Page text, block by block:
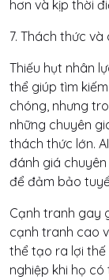
hơn và kịp thời
7. Thách thức và
Thiếu hụt nhân
thể giúp tìm
chóng, nhưng
những chuyên
thách thức lớn.
đánh giá
để đảm bảo
Cạnh tranh gay
cạnh tranh cao
thể tạo ra lợi
nghiệp khi họ